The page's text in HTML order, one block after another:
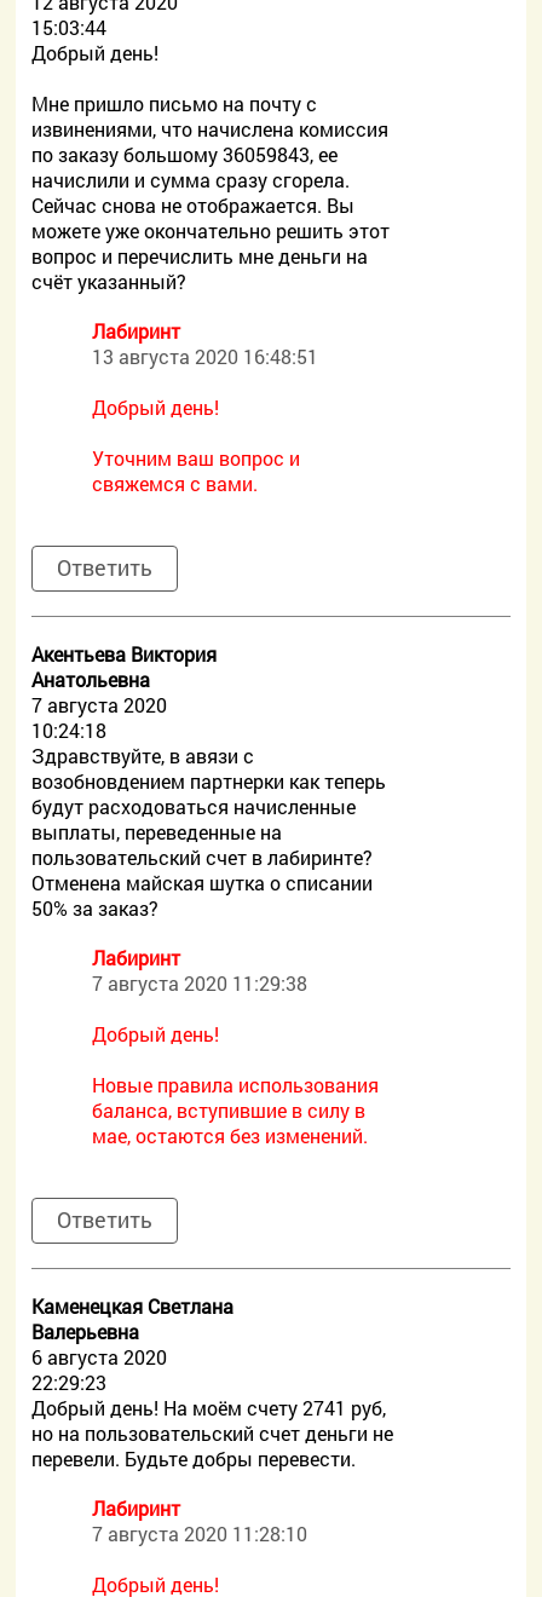
15:03:44
Добрый день!
Мне пришло письмо на почту с
извинениями, что начислена комиссия
по заказу большому 36059843, ее
начислили и сумма сразу сгорела.
Сейчас снова не отображается. Вы
можете уже окончательно решить этот
вопрос и перечислить мне деньги на
счёт указанный?
Лабиринт
13 августа 2020 16:48:51
Добрый день!
Уточним ваш вопрос и
свяжемся с вами.
Ответить
Акентьева Виктория
Анатольевна
7 августа 2020
10:24:18
Здравствуйте, в авязи с
возобновдением партнерки как теперь
будут расходоваться начисленные
выплаты, переведенные на
пользовательский счет в лабиринте?
Отменена майская шутка о списании
50% за заказ?
Лабиринт
7 августа 2020 11:29:38
Добрый день!
Новые правила использования
баланса, вступившие в силу в
мае, остаются без изменений.
Ответить
Каменецкая Светлана
Валерьевна
6 августа 2020
22:29:23
Добрый день! На моём счету 2741 руб,
но на пользовательский счет деньги не
перевели. Будьте добры перевести.
Лабиринт
7 августа 2020 11:28:10
Добрый день!